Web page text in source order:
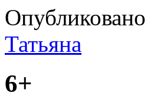
Татьяна
6+